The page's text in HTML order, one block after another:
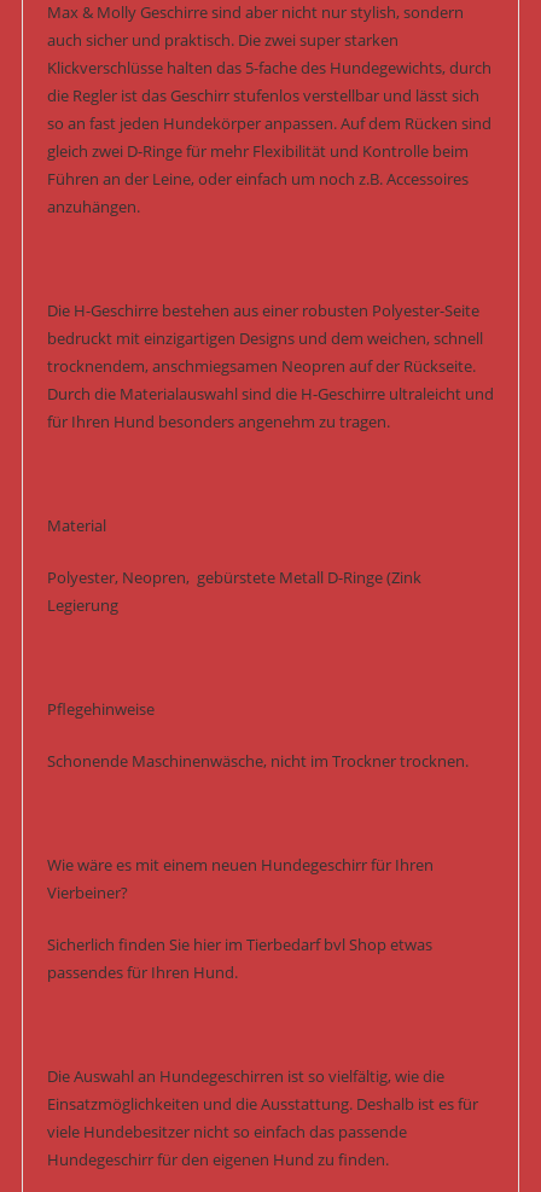
Max & Molly Geschirre sind aber nicht nur stylish, sondern
auch sicher und praktisch. Die zwei super starken
Klickverschlüsse halten das 5-fache des Hundegewichts, durch
die Regler ist das Geschirr stufenlos verstellbar und lässt sich
so an fast jeden Hundekörper anpassen. Auf dem Rücken sind
gleich zwei D-Ringe für mehr Flexibilität und Kontrolle beim
Führen an der Leine, oder einfach um noch z.B. Accessoires
anzuhängen.
Die H-Geschirre bestehen aus einer robusten Polyester-Seite
bedruckt mit einzigartigen Designs und dem weichen, schnell
trocknendem, anschmiegsamen Neopren auf der Rückseite.
Durch die Materialauswahl sind die H-Geschirre ultraleicht und
für Ihren Hund besonders angenehm zu tragen.
Material
Polyester, Neopren, gebürstete Metall D-Ringe (Zink
Legierung
Pflegehinweise
Schonende Maschinenwäsche, nicht im Trockner trocknen.
Wie wäre es mit einem neuen Hundegeschirr für Ihren
Vierbeiner?
Sicherlich finden Sie hier im Tierbedarf bvl Shop etwas
passendes für Ihren Hund.
Die Auswahl an Hundegeschirren ist so vielfältig, wie die
Einsatzmöglichkeiten und die Ausstattung. Deshalb ist es für
viele Hundebesitzer nicht so einfach das passende
Hundegeschirr für den eigenen Hund zu finden.